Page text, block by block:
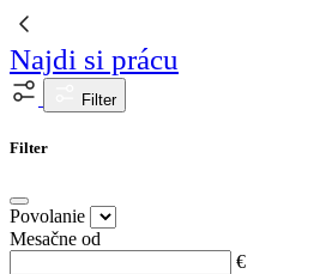
Najdi si prácu
Filter
Filter
Povolanie
Mesačne od
€